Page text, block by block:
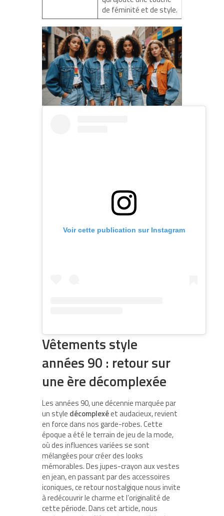
de féminité et de style.
Voir cette publication sur Instagram
Vêtements style
années 90 : retour sur
une ère décomplexée
Les années 90, une décennie marquée par
un style décomplexéet audacieux, revient
en force dans nos garde-robes. Cette
époque a été le terrain de jeu de la mode,
où des influences variées se sont
mélangées pour créer des looks
mémorables. Des jupes-crayon aux vestes
en jean, en passant par des accessoires
iconiques, ce retour nostalgique nous invite
à redécouvrir le charme et l’originalité de
cette période. Dans cet article, nous